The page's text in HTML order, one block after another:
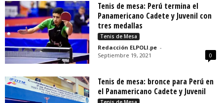
Tenis de mesa: Perú termina el
Panamericano Cadete y Juvenil con
tres medallas
Tenis de Mesa
Redacción ELPOLI.pe -
Septiembre 19, 2021
0
Tenis de mesa: bronce para Perú en
el Panamericano Cadete y Juvenil